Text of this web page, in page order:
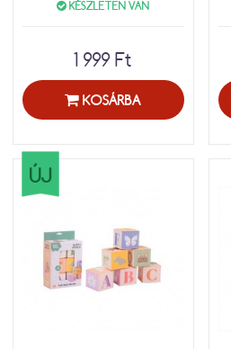
KÉSZLETEN VAN
1 999 Ft
KOSÁRBA
ÚJ